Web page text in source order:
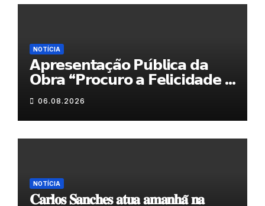
NOTÍCIA
𝗔𝗽𝗿𝗲𝘀𝗲𝗻𝘁𝗮𝗰̧𝗮̃𝗼 𝗣𝘂́𝗯𝗹𝗶𝗰𝗮 𝗱𝗮
𝗢𝗯𝗿𝗮 “𝗣𝗿𝗼𝗰𝘂𝗿𝗼 𝗮 𝗙𝗲𝗹𝗶𝗰𝗶𝗱𝗮𝗱𝗲 𝗲
𝗲𝗹𝗮 𝗺𝗼𝗿𝗮 𝗰𝗼𝗺𝗶𝗴𝗼”
06.08.2026
NOTÍCIA
𝐂𝐚𝐫𝐥𝐨𝐬 𝐒𝐚𝐧𝐜𝐡𝐞𝐬 𝐚𝐭𝐮𝐚 𝐚𝐦𝐚𝐧𝐡𝐚̃ 𝐧𝐚